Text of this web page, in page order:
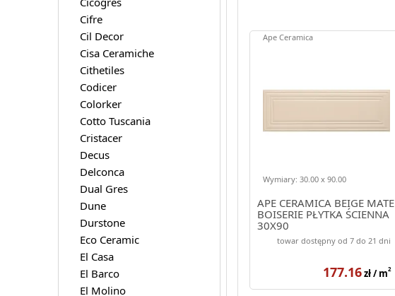
APE CERAMICA BEIGE MATE
BOISERIE PŁYTKA ŚCIENNA
30X90
Wymiary: 30.00 x 90.00
Ape Ceramica
towar dostępny od 7 do 21 dni
177.16zł / m2
Cifre
Cil Decor
Cisa Ceramiche
Cithetiles
Codicer
Colorker
Cotto Tuscania
Cristacer
Decus
Delconca
Dual Gres
Dune
Durstone
Eco Ceramic
El Casa
El Barco
El Molino